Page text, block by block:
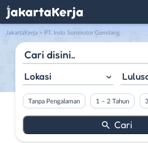
JakartaKerja > PT. Indo Sunmotor Gemilang
Lokasi
Tanpa Pengalaman 1 – 2 Tahun